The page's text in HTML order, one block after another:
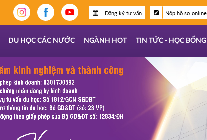
Đăng ký tư vấn Nộp hồ sơ online
DU HỌC CÁC NƯỚC NGÀNH HOT TIN TỨC - HỌC BỔNG